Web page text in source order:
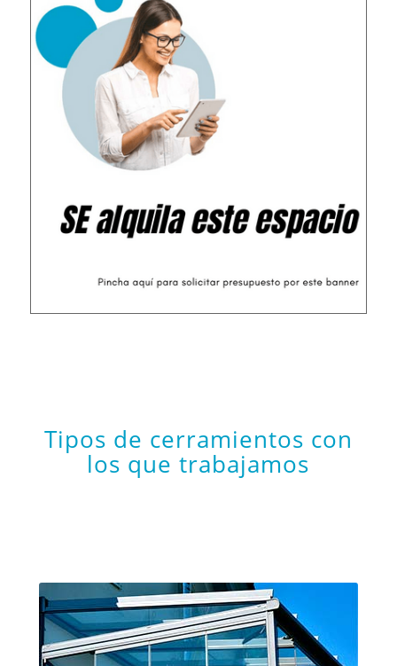
Tipos de cerramientos con
los que trabajamos